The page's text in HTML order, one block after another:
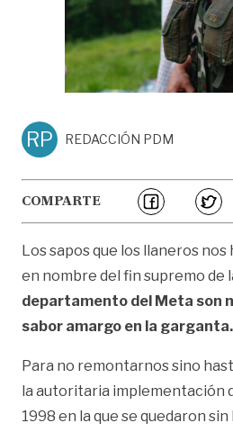
RP REDACCIÓN PDM
COMPARTE
Los sapos que los llaneros
en nombre del fin supremo de
departamento del Meta son
sabor amargo en la garganta.
Para no remontarnos sino
la autoritaria implementación
1998 en la que se quedaron